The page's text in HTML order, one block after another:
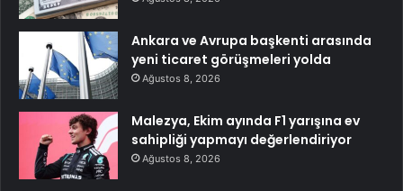
Ankara ve Avrupa başkenti arasında
yeni ticaret görüşmeleri yolda
Ağustos 8, 2026
Malezya, Ekim ayında F1 yarışına ev
sahipliği yapmayı değerlendiriyor
Ağustos 8, 2026